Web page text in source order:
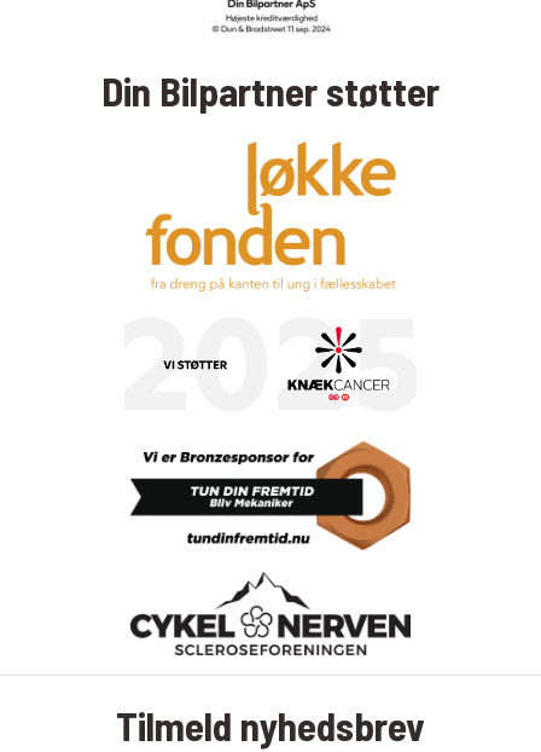
Din Bilpartner støtter
Tilmeld nyhedsbrev